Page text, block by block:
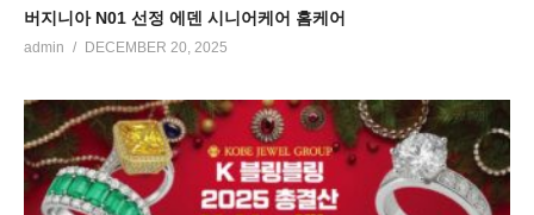
버지니아 N01 선정 에덴 시니어케어 홈케어
admin DECEMBER 20, 2025